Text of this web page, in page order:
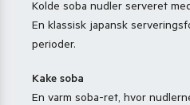
Kolde soba nudler serveret
En klassisk japansk
perioder.
Kake soba
En varm soba-ret, hvor